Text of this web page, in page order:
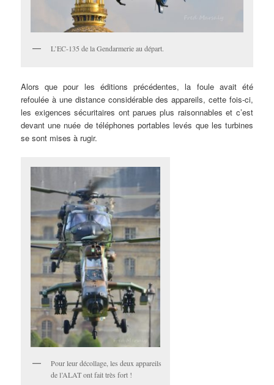
L’EC-135 de la Gendarmerie au départ.
Alors que pour les éditions précédentes, la foule avait été
refoulée à une distance considérable des appareils, cette fois-ci,
les exigences sécuritaires ont parues plus raisonnables et c’est
devant une nuée de téléphones portables levés que les turbines
se sont mises à rugir.
Pour leur décollage, les deux appareils
de l’ALAT ont fait très fort !